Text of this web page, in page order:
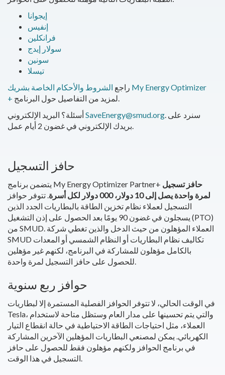
إيجوانا
إنفيس
فرانكلين
سولار إيدج
سونين
تيسلا
راجع الشروط والأحكام الخاصة بشريك My Energy Optimizer
+
لمزيد من التفاصيل حول البرنامج.
SaveEnergy@smud.org. سنرد على
بريدك الإلكتروني في غضون 2 أيام عمل.
حافز التسجيل
يتضمن برنامج My Energy Optimizer Partner+ حافز تسجيل
لمرة واحدة يصل إلى 10 دولار، 000 دولار لكل أسرة
. تتوفر حوافز
التسجيل لعملاء نظام تخزين الطاقة بالبطاريات الجدد الذين
يسجلون في غضون 90 يومًا بعد الحصول على إذن التشغيل (PTO)
من SMUD. العملاء المؤهلون من حيث الدخل والذين تغطي شركة
SMUD تكاليف نظام البطاريات أو النظام الشمسي أو المعدات
بالكامل مؤهلون للمشاركة في البرنامج، لكنهم غير مؤهلين
للحصول على حافز التسجيل لمرة واحدة.
حوافز ربع سنوية
في الوقت الحالي، لا تتوفر الحوافز الفصلية المستمرة إلا لبطاريات
Tesla، والتي يتم تحسينها على مدار العام وستظل متاحة لاستخدام
العملاء، مثل احتياجات الطاقة الاحتياطية في حالة انقطاع التيار
الكهربائي. يمكن لمصنعي البطاريات المؤهلين الآخرين المشاركة
في برنامج الحوافز ولكنهم مؤهلون فقط للحصول على حافز
التسجيل في هذا الوقت.